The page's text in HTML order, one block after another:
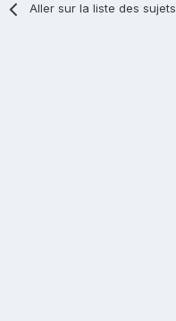
Aller sur la liste des sujets